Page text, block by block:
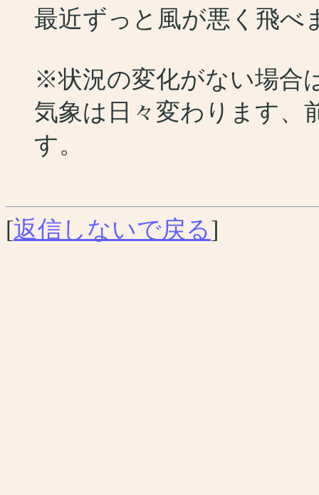
最近ずっと風が悪く飛べ
※状況の変化がない場合
気象は日々変わります、
す。
[返信しないで戻る]